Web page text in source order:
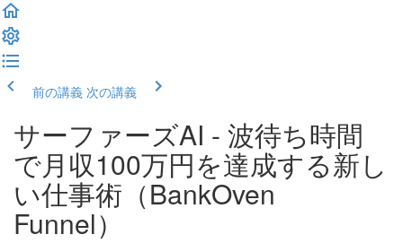
前の講義 次の講義
サーファーズAI - 波待ち時間
で月収100万円を達成する新し
い仕事術（BankOven
Funnel）